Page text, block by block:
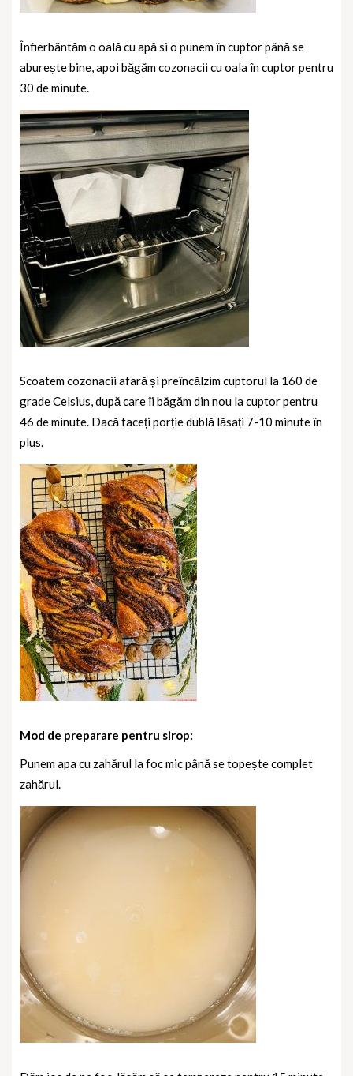
Înfierbântăm o oală cu apă si o punem în cuptor până se
aburește bine, apoi băgăm cozonacii cu oala în cuptor pentru
30 de minute.
Scoatem cozonacii afară și preîncălzim cuptorul la 160 de
grade Celsius, după care îi băgăm din nou la cuptor pentru
46 de minute. Dacă faceți porție dublă lăsați 7-10 minute în
plus.
Mod de preparare pentru sirop:
Punem apa cu zahărul la foc mic până se topește complet
zahărul.